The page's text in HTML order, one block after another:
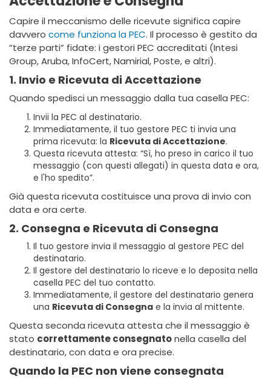
Capire il meccanismo delle ricevute significa capire
davvero come funziona la PEC. Il processo è gestito da
“terze parti” fidate: i gestori PEC accreditati (Intesi
Group, Aruba, InfoCert, Namirial, Poste, e altri).
1. Invio e Ricevuta di Accettazione
Quando spedisci un messaggio dalla tua casella PEC:
Invii la PEC al destinatario.
Immediatamente, il tuo gestore PEC ti invia una
prima ricevuta: la Ricevuta di Accettazione.
Questa ricevuta attesta: “Sì, ho preso in carico il tuo
messaggio (con questi allegati) in questa data e ora,
e l'ho spedito”.
Già questa ricevuta costituisce una prova di invio con
data e ora certe.
2. Consegna e Ricevuta di Consegna
Il tuo gestore invia il messaggio al gestore PEC del
destinatario.
Il gestore del destinatario lo riceve e lo deposita nella
casella PEC del tuo contatto.
Immediatamente, il gestore del destinatario genera
una Ricevuta di Consegna e la invia al mittente.
Questa seconda ricevuta attesta che il messaggio è
stato correttamente consegnatonella casella del
destinatario, con data e ora precise.
Quando la PEC non viene consegnata